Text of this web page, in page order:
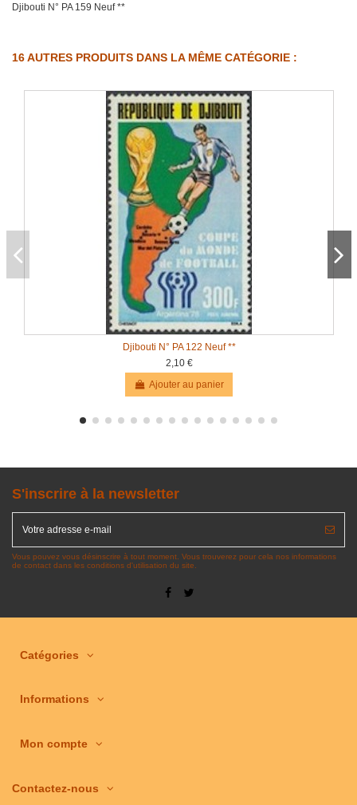
Djibouti N° PA 159 Neuf **
16 AUTRES PRODUITS DANS LA MÊME CATÉGORIE :
Djibouti N° PA 122 Neuf **
2,10 €
Ajouter au panier
S'inscrire à la newsletter
Vous pouvez vous désinscrire à tout moment. Vous trouverez pour cela nos informations
de contact dans les conditions d'utilisation du site.
Catégories
Informations
Mon compte
Contactez-nous